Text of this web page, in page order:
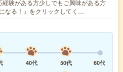
経験がある方少しでもご興味がある方
なる！」をクリックしてく…
40代 50代
60代